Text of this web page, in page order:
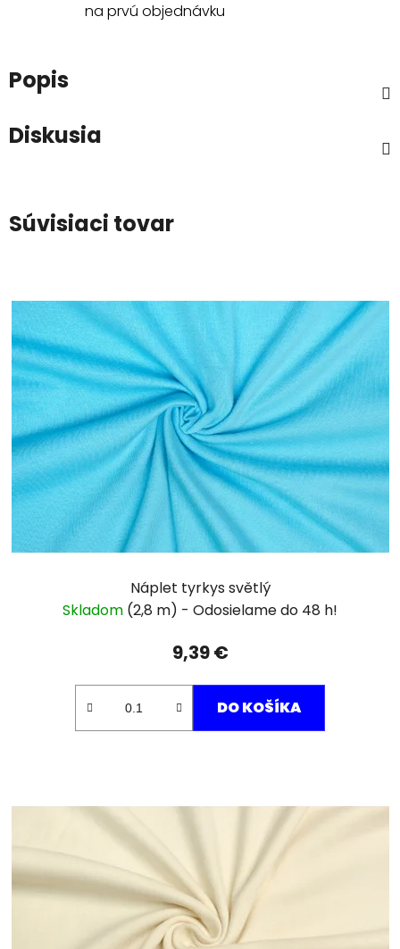
na prvú objednávku
Popis
Diskusia
Súvisiaci tovar
Náplet tyrkys světlý
Skladom (2,8 m)
9,39 €
DO KOŠÍKA